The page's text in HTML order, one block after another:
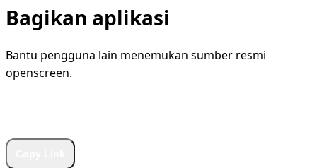
Bagikan aplikasi
Bantu pengguna lain menemukan sumber resmi
openscreen.